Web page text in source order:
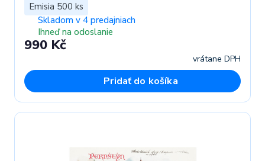
Emisia 500 ks
Skladom v 4 predajniach
Ihneď na odoslanie
990 Kč
vrátane DPH
Pridať do košíka